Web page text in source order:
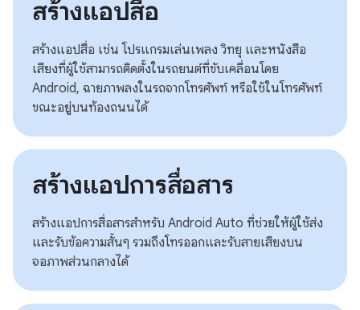
สร้างแอปสื่อ
สร้างแอปสื่อ เช่น โปรแกรมเล่นเพลง วิทยุ และหนังสือ
เสียงที่ผู้ใช้สามารถติดตั้งในรถยนต์ที่ขับเคลื่อนโดย
Android, ฉายภาพลงในรถจากโทรศัพท์ หรือใช้ในโทรศัพท์
ขณะอยู่บนท้องถนนได้
สร้างแอปการสื่อสาร
สร้างแอปการสื่อสารสำหรับ Android Auto ที่ช่วยให้ผู้ใช้ส่ง
และรับข้อความสั้นๆ รวมถึงโทรออกและรับสายเสียงบน
จอภาพส่วนกลางได้